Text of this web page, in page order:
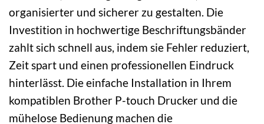
organisierter und sicherer zu gestalten. Die
Investition in hochwertige Beschriftungsbänder
zahlt sich schnell aus, indem sie Fehler reduziert,
Zeit spart und einen professionellen Eindruck
hinterlässt. Die einfache Installation in Ihrem
kompatiblen Brother P-touch Drucker und die
mühelose Bedienung machen die